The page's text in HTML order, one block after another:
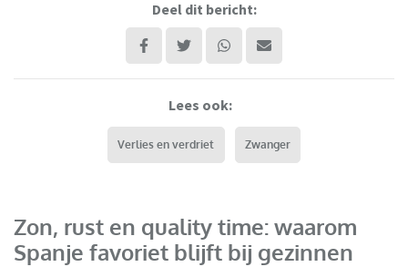
Deel dit bericht:
Lees ook:
Verlies en verdriet Zwanger
Zon, rust en quality time: waarom
Spanje favoriet blijft bij gezinnen